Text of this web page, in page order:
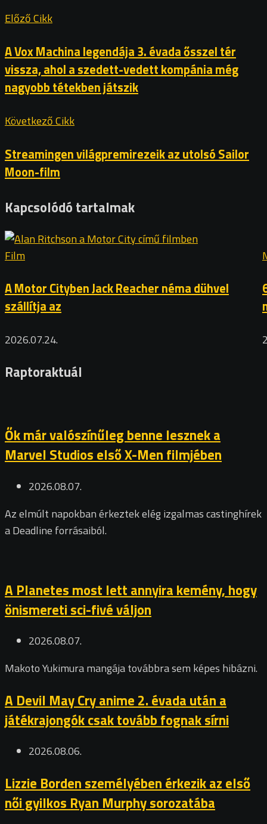
Előző Cikk
A Vox Machina legendája 3. évada ősszel tér
vissza, ahol a szedett-vedett kompánia még
nagyobb tétekben játszik
Következő Cikk
Streamingen világpremirezeik az utolsó Sailor
Moon-film
Kapcsolódó tartalmak
Film
A Motor Cityben Jack Reacher néma dühvel
szállítja az
2026.07.24.
Raptoraktuál
Ők már valószínűleg benne lesznek a
Marvel Studios első X-Men filmjében
2026.08.07.
Az elmúlt napokban érkeztek elég izgalmas castinghírek
a Deadline forrásaiból.
A Planetes most lett annyira kemény, hogy
önismereti sci-fivé váljon
2026.08.07.
Makoto Yukimura mangája továbbra sem képes hibázni.
A Devil May Cry anime 2. évada után a
játékrajongók csak tovább fognak sírni
2026.08.06.
Lizzie Borden személyében érkezik az első
női gyilkos Ryan Murphy sorozatába